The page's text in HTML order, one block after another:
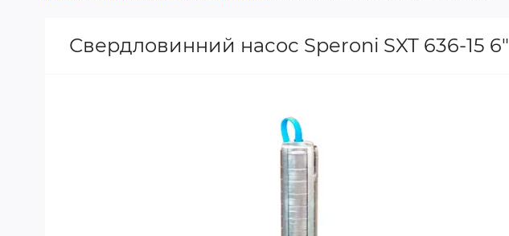
Свердловинний насос Speroni SXT 636-15 6"